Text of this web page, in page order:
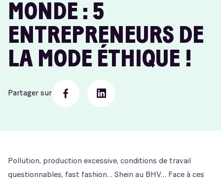
MONDE : 5
ENTREPRENEURS DE
LA MODE ÉTHIQUE !
Partager sur
FacebookLinkedin
Pollution, production excessive, conditions de travail
questionnables, fast fashion… Shein au BHV… Face à ces